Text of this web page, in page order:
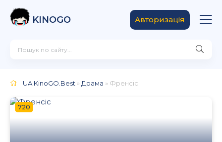
KINOGO Авторизація
UA.KinoGO.Best » Драма » Френсіс
720